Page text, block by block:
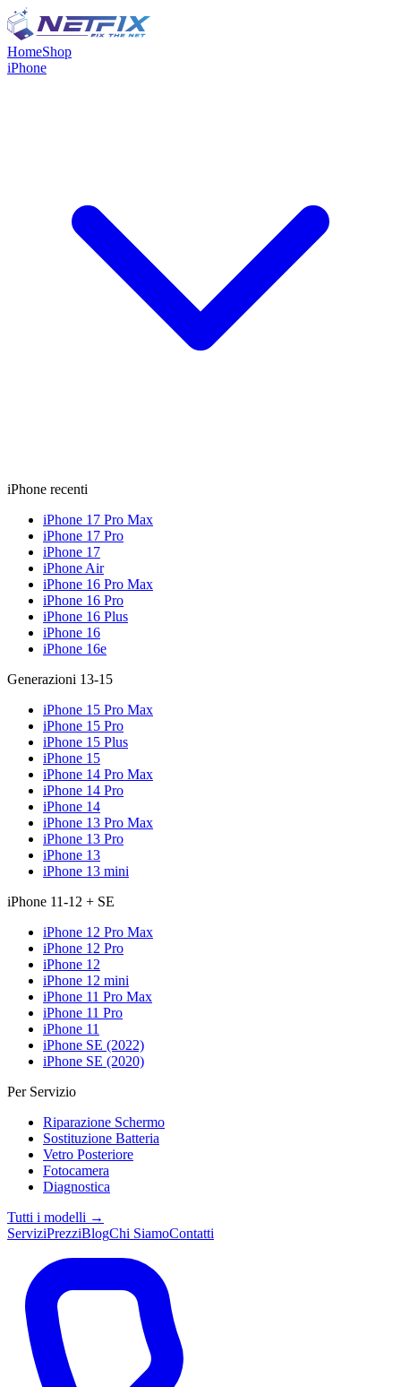
HomeShop
iPhone
iPhone recenti
iPhone 17 Pro Max
iPhone 17 Pro
iPhone 17
iPhone Air
iPhone 16 Pro Max
iPhone 16 Pro
iPhone 16 Plus
iPhone 16
iPhone 16e
Generazioni 13-15
iPhone 15 Pro Max
iPhone 15 Pro
iPhone 15 Plus
iPhone 15
iPhone 14 Pro Max
iPhone 14 Pro
iPhone 14
iPhone 13 Pro Max
iPhone 13 Pro
iPhone 13
iPhone 13 mini
iPhone 11-12 + SE
iPhone 12 Pro Max
iPhone 12 Pro
iPhone 12
iPhone 12 mini
iPhone 11 Pro Max
iPhone 11 Pro
iPhone 11
iPhone SE (2022)
iPhone SE (2020)
Per Servizio
Riparazione Schermo
Sostituzione Batteria
Vetro Posteriore
Fotocamera
Diagnostica
Tutti i modelli →
ServiziPrezziBlogChi SiamoContatti